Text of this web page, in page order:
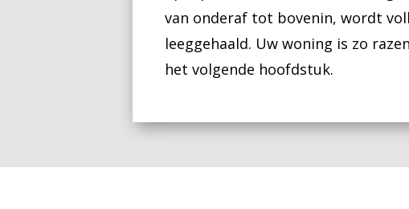
van onderaf tot bovenin, wordt
leeggehaald. Uw woning is zo
het volgende hoofdstuk.